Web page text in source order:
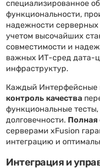
специализированное
функциональности,
надежности
учетом высочайших
совместимости и
важных ИТ-сред дата-
инфраструктур.
Каждый Интерфейсные
контроль качества
функциональные
долговечности. Полная
серверами xFusion
интеграцию и
Интеграция и